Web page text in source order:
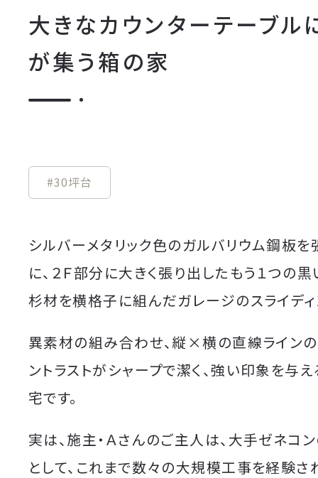
大きなカウンターテーブル
が集う箱の家
#30坪台
シルバーメタリック色のガルバリウム鋼板を
に、２Ｆ部分に大きく張り出したもう１つの黒
杉材を横格子に組んだガレージのスライディ
異素材の組み合わせ、縦×横の直線ライン
ントラストがシャープで潔く、強い印象を与
宅です。
実は、施主・Ａさんのご主人は、大手ゼネコ
として、これまで数々の大規模工事を経験さ